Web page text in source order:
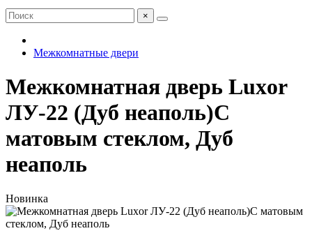
×
Межкомнатные двери
Межкомнатная дверь Luxor
ЛУ-22 (Дуб неаполь)С
матовым стеклом, Дуб
неаполь
Новинка